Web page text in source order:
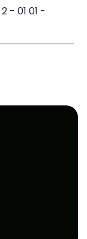
- 01 01 -